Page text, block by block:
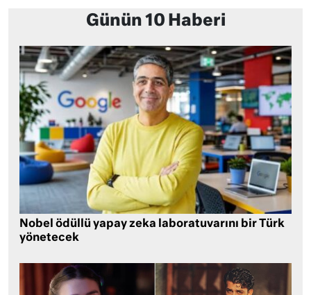
Günün 10 Haberi
Nobel ödüllü yapay zeka laboratuvarını bir Türk
yönetecek